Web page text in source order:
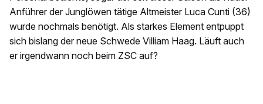
Anführer der Junglöwen tätige Altmeister Luca Cunti (36)
wurde nochmals benötigt. Als starkes Element entpuppt
sich bislang der neue Schwede Villiam Haag. Läuft auch
er irgendwann noch beim ZSC auf?